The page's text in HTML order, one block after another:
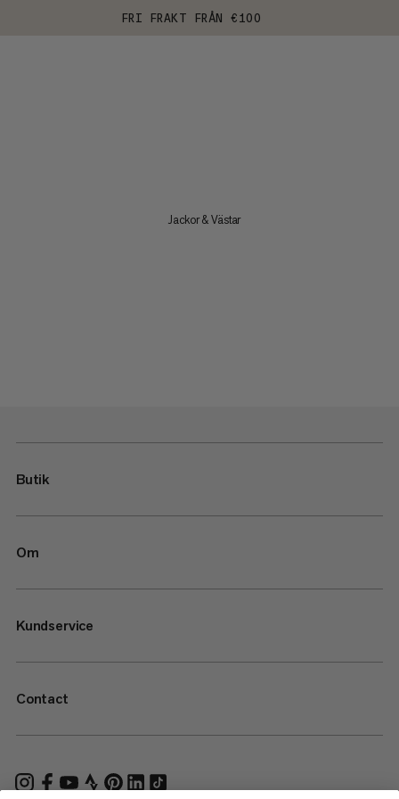
FRI FRAKT FRÅN €100
Jackor & Västar
Butik
Om
Kundservice
Contact